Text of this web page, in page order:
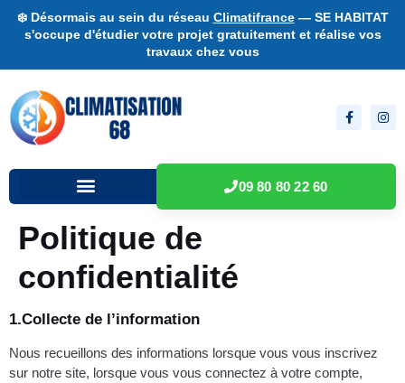
❄️ Désormais au sein du réseau Climatifrance— SE HABITAT
s'occupe d'étudier votre projet gratuitement et réalise vos
travaux chez vous
09 80 80 22 60
Politique de
confidentialité
1.Collecte de l’information
Nous recueillons des informations lorsque vous vous inscrivez
sur notre site, lorsque vous vous connectez à votre compte,